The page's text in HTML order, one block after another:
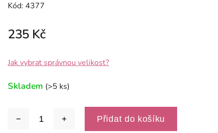
Kód: 4377
235 Kč
Skladem (>5 ks)
Jak vybrat správnou velikost?
Přidat do košíku